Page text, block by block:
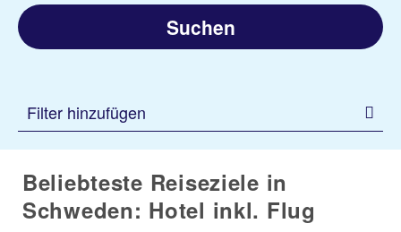
Suchen
Filter hinzufügen
Beliebteste Reiseziele in
Schweden: Hotel inkl. Flug